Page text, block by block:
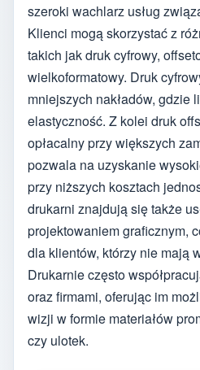
szeroki wachlarz usług
Klienci mogą skorzystać z
takich jak druk cyfrowy,
wielkoformatowy. Druk
mniejszych nakładów, gdzie
elastyczność. Z kolei druk
opłacalny przy większych
pozwala na uzyskanie
przy niższych kosztach
drukarni znajdują się także
projektowaniem graficznym,
dla klientów, którzy nie mają
Drukarnie często
oraz firmami, oferując im
wizji w formie materiałów
czy ulotek.